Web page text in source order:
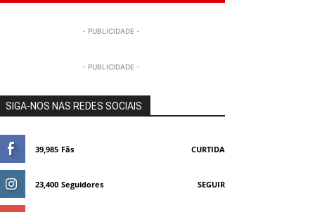
- PUBLICIDADE -
- PUBLICIDADE -
SIGA-NOS NAS REDES SOCIAIS
39,985 Fãs CURTIDA
23,400 Seguidores SEGUIR